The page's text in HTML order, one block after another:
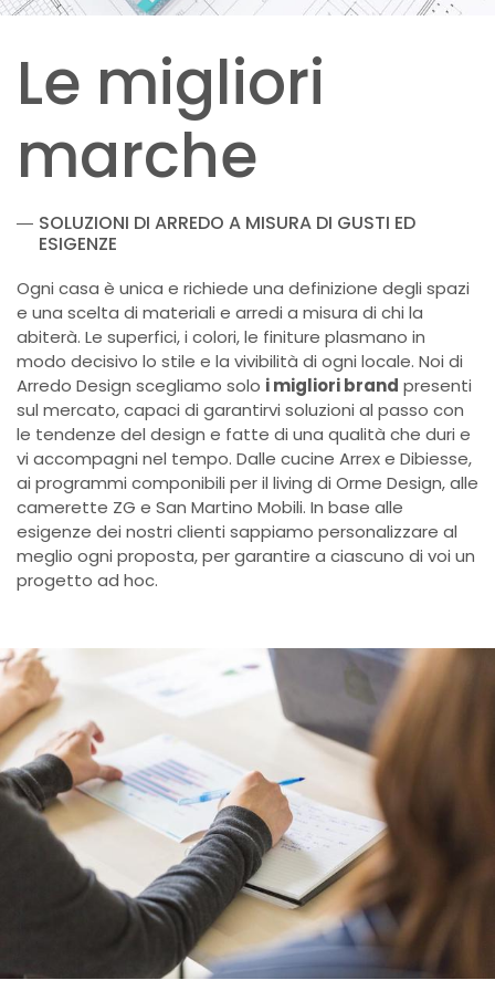
Le migliori
marche
SOLUZIONI DI ARREDO A MISURA DI GUSTI ED
ESIGENZE
Ogni casa è unica e richiede una definizione degli spazi
e una scelta di materiali e arredi a misura di chi la
abiterà. Le superfici, i colori, le finiture plasmano in
modo decisivo lo stile e la vivibilità di ogni locale. Noi di
Arredo Design scegliamo solo i migliori brand presenti
sul mercato, capaci di garantirvi soluzioni al passo con
le tendenze del design e fatte di una qualità che duri e
vi accompagni nel tempo. Dalle cucine Arrex e Dibiesse,
ai programmi componibili per il living di Orme Design, alle
camerette ZG e San Martino Mobili. In base alle
esigenze dei nostri clienti sappiamo personalizzare al
meglio ogni proposta, per garantire a ciascuno di voi un
progetto ad hoc.